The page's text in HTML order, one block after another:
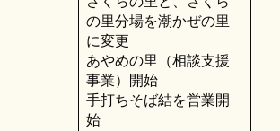
の里分場を潮かぜの里
に変更
あやめの里（相談支援
事業）開始
手打ちそば結を営業開
始